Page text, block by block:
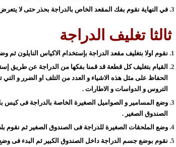
في النهاية نقوم بفك المقعد الخاص بالدراجة بحذر حتى لا
ثالثا تغليف الدراجة
نقوم اولا بتغليف مقعد الدراجة بإستخدام الاكياس النايلون
القيام بتغليف كل قطعة قد قمنا بفكها من الدراجة عن طريق
الحفاظ على مثل هذه الاشياء و العدد من التلف او الضرر و التي
التروس و الدواسات و الاطارات .
وضع المسامير و الصواميل الصغيرة الخاصة بالدراجة فى كيس
الصندوق الصغير .
وضع الملحقات الصغيرة للدراجة فى الصندوق الصغير ثم نقوم
نقوم بوضع جسم الدراجة داخل الصندوق الكبير ثم البدء فى